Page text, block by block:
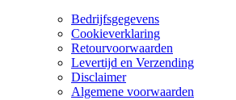
Bedrijfsgegevens
Cookieverklaring
Retourvoorwaarden
Levertijd en Verzending
Disclaimer
Algemene voorwaarden